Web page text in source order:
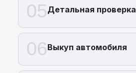
05Детальная проверка
06Выкуп автомобиля